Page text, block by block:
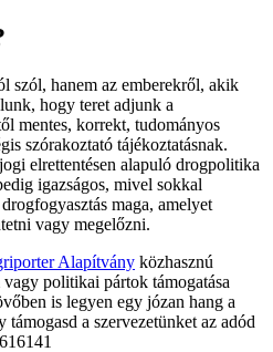
szól, hanem az emberekről, akik
hogy teret adjunk a
mentes, korrekt, tudományos
szórakoztató tájékoztatásnak.
elrettentésen alapuló drogpolitika
igazságos, mivel sokkal
maga, amelyet
vagy megelőzni.
Alapítvány közhasznú
politikai pártok támogatása
is legyen egy józan hang a
a szervezetünket az adód